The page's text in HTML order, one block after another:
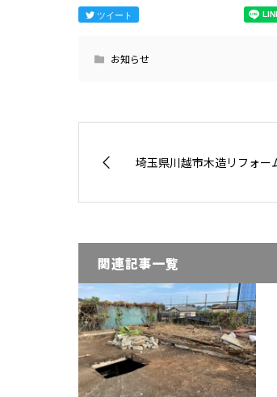
ツイート
お知らせ
埼玉県川越市木造リフォー
関連記事一覧